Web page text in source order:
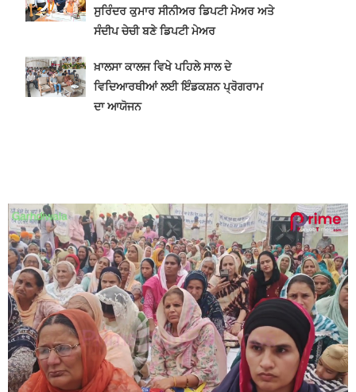
ਸੁਰਿੰਦਰ ਕੁਮਾਰ ਸੀਨੀਅਰ ਡਿਪਟੀ ਮੇਅਰ ਅਤੇ
ਸੰਦੀਪ ਚੇਚੀ ਬਣੇ ਡਿਪਟੀ ਮੇਅਰ
ਖ਼ਾਲਸਾ ਕਾਲਜ ਵਿਖੇ ਪਹਿਲੇ ਸਾਲ ਦੇ
ਵਿਦਿਆਰਥੀਆਂ ਲਈ ਇੰਡਕਸ਼ਨ ਪ੍ਰੋਗਰਾਮ
ਦਾ ਆਯੋਜਨ